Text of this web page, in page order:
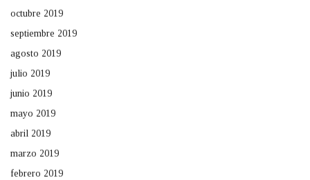
octubre 2019
septiembre 2019
agosto 2019
julio 2019
junio 2019
mayo 2019
abril 2019
marzo 2019
febrero 2019